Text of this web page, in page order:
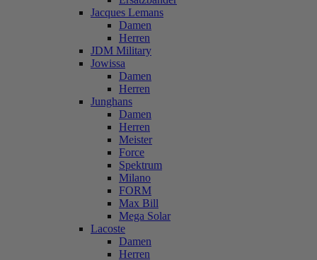
Jacques Lemans
Damen
Herren
JDM Military
Jowissa
Damen
Herren
Junghans
Damen
Herren
Meister
Force
Spektrum
Milano
FORM
Max Bill
Mega Solar
Lacoste
Damen
Herren